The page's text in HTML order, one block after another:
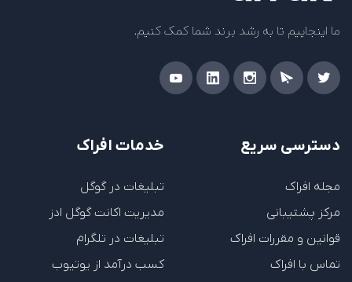
ما اینجاییم تا به رشد برند شما کمک کنیم.
دسترسی سریع
مجله افراک
مرکز پشتیبانی
قوانین و مقررات افراک
تماس با افراک
خدمات افراک
تبلیغات در گوگل
مدیریت اکانت گوگل ادز
تبلیغات در تلگرام
کسب درآمد از یوتیوب